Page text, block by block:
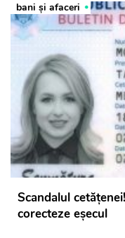
bani și afaceri
Scandalul
corecteze eșecul